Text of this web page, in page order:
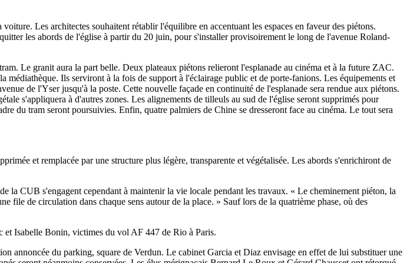
Les architectes souhaitent rétablir l'équilibre en accentuant les espaces en faveur des piétons.
les abords de l'église à partir du 20 juin, pour s'installer provisoirement le long de l'avenue Roland-
Le granit aura la part belle. Deux plateaux piétons relieront l'esplanade au cinéma et à la future ZAC.
Ils serviront à la fois de support à l'éclairage public et de porte-fanions. Les équipements et
de l'Yser jusqu'à la poste. Cette nouvelle façade en continuité de l'esplanade sera rendue aux piétons.
s'appliquera à d'autres zones. Les alignements de tilleuls au sud de l'église seront supprimés pour
du tram seront poursuivies. Enfin, quatre palmiers de Chine se dresseront face au cinéma. Le tout sera
et remplacée par une structure plus légère, transparente et végétalisée. Les abords s'enrichiront de
la CUB s'engagent cependant à maintenir la vie locale pendant les travaux. « Le cheminement piéton, la
file de circulation dans chaque sens autour de la place. » Sauf lors de la quatrième phase, où des
et Isabelle Bonin, victimes du vol AF 447 de Rio à Paris.
annoncée du parking, square de Verdun. Le cabinet Garcia et Diaz envisage en effet de lui substituer une